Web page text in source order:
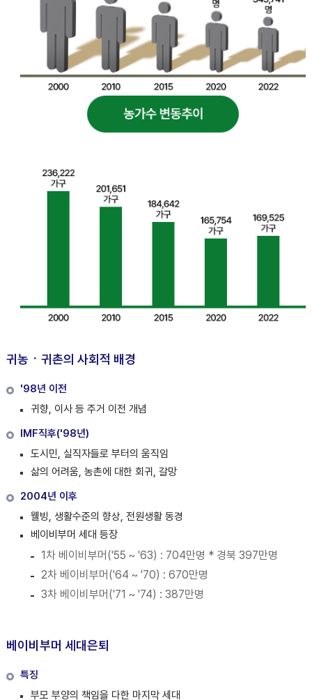
귀농ㆍ귀촌의 사회적 배경
'98년 이전
귀향, 이사 등 주거 이전 개념
IMF직후('98년)
도시민, 실직자들로 부터의 움직임
삶의 어려움, 농촌에 대한 회귀, 갈망
2004년 이후
웰빙, 생활수준의 향상, 전원생활 동경
베이비부머 세대 등장
1차 베이비부머('55 ~ '63) : 704만명 * 경북 397만명
2차 베이비부머('64 ~ '70) : 670만명
3차 베이비부머('71 ~ '74) : 387만명
베이비부머 세대은퇴
특징
부모 부양의 책임을 다한 마지막 세대